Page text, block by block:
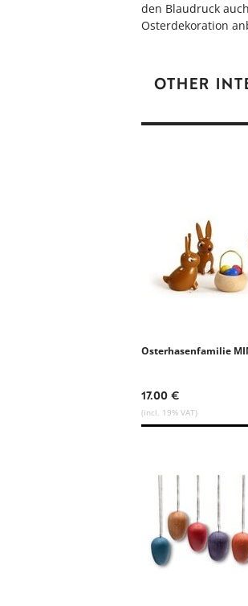
den Blaudruck
Osterdekoration
OTHER
Osterhasenfamilie
17.00 €
(incl. 19% VAT)